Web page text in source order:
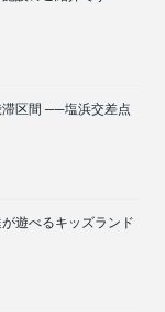
滞区間 ──塩浜交差点
遊べるキッズランド